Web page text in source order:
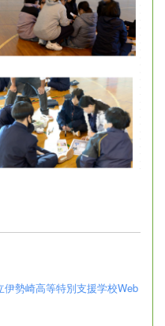
伊勢崎高等特別支援学校Web